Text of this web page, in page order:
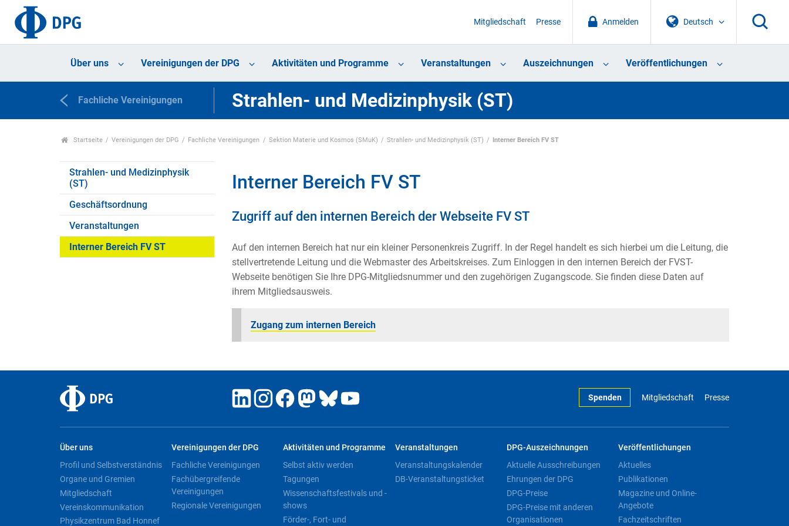
Deutsch
Anmelden
Mitgliedschaft Presse
Über uns Vereinigungen der DPG Aktivitäten und Programme Veranstaltungen Auszeichnungen Veröffentlichungen
Fachliche Vereinigungen Strahlen- und Medizinphysik (ST)
Startseite Vereinigungen der DPG Fachliche Vereinigungen Sektion Materie und Kosmos (SMuK) Strahlen- und Medizinphysik (ST) Interner Bereich FV ST
Strahlen- und Medizinphysik
(ST)
Geschäftsordnung
Veranstaltungen
Interner Bereich FV ST
Interner Bereich FV ST
Zugriff auf den internen Bereich der Webseite FV ST
Auf den internen Bereich hat nur ein kleiner Personenkreis Zugriff. In der Regel handelt es sich hierbei um die Leitung, die
stellvertretende Leitung und die Webmaster des Arbeitskreises. Zum Einloggen in den internen Bereich der FVST-
Webseite benötigen Sie Ihre DPG-Mitgliedsnummer und den zugehörigen Zugangscode. Sie finden diese Daten auf
ihrem Mitgliedsausweis.
Zugang zum internen Bereich
Spenden Mitgliedschaft Presse
Über uns
Profil und Selbstverständnis
Organe und Gremien
Mitgliedschaft
Vereinskommunikation
Physikzentrum Bad Honnef
Vereinigungen der DPG
Fachliche Vereinigungen
Fachübergreifende
Vereinigungen
Regionale Vereinigungen
Aktivitäten und Programme
Selbst aktiv werden
Tagungen
Wissenschaftsfestivals und -
shows
Förder-, Fort- und
Veranstaltungen
Veranstaltungskalender
DB-Veranstaltungsticket
DPG-Auszeichnungen
Aktuelle Ausschreibungen
Ehrungen der DPG
DPG-Preise
DPG-Preise mit anderen
Organisationen
Veröffentlichungen
Aktuelles
Publikationen
Magazine und Online-
Angebote
Fachzeitschriften